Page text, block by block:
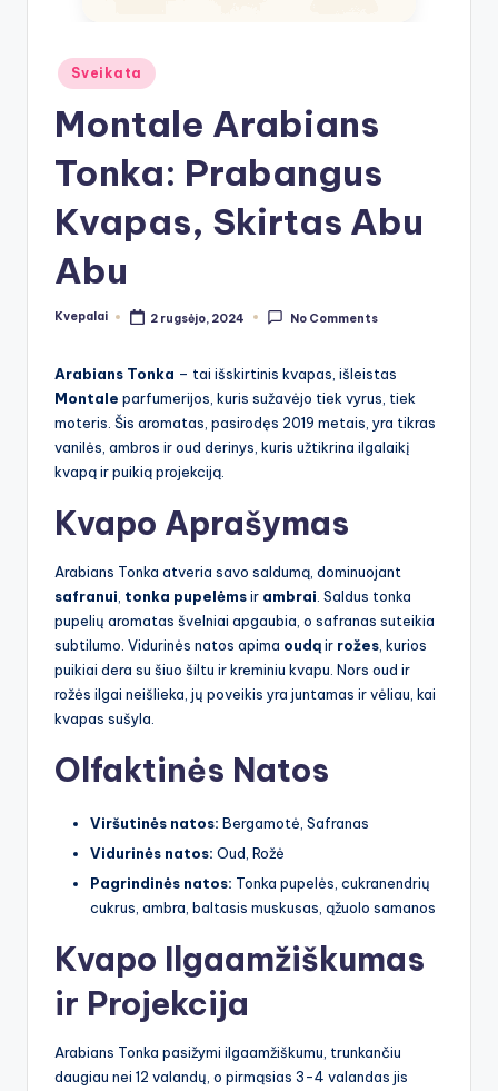
Posted
in
Sveikata
Montale Arabians
Tonka: Prabangus
Kvapas, Skirtas Abu
Abu
Posted
Kvepalai 2 rugsėjo, 2024 No Comments
Arabians Tonka – tai išskirtinis kvapas, išleistas
Montale parfumerijos, kuris sužavėjo tiek vyrus, tiek
moteris. Šis aromatas, pasirodęs 2019 metais, yra tikras
vanilės, ambros ir oud derinys, kuris užtikrina ilgalaikį
kvapą ir puikią projekciją.
Kvapo Aprašymas
Arabians Tonka atveria savo saldumą, dominuojant
safranui tonka pupelėmsir ambrai . Saldus tonka
pupelių aromatas švelniai apgaubia, o safranas suteikia
subtilumo. Vidurinės natos apima oudąir rožes , kurios
puikiai dera su šiuo šiltu ir kreminiu kvapu. Nors oud ir
rožės ilgai neišlieka, jų poveikis yra juntamas ir vėliau, kai
kvapas sušyla.
Olfaktinės Natos
Viršutinės natos: Bergamotė, Safranas
Vidurinės natos: Oud, Rožė
Pagrindinės natos: Tonka pupelės, cukranendrių
cukrus, ambra, baltasis muskusas, ąžuolo samanos
Kvapo Ilgaamžiškumas
ir Projekcija
Arabians Tonka pasižymi ilgaamžiškumu, trunkančiu
daugiau nei 12 valandų, o pirmąsias 3-4 valandas jis